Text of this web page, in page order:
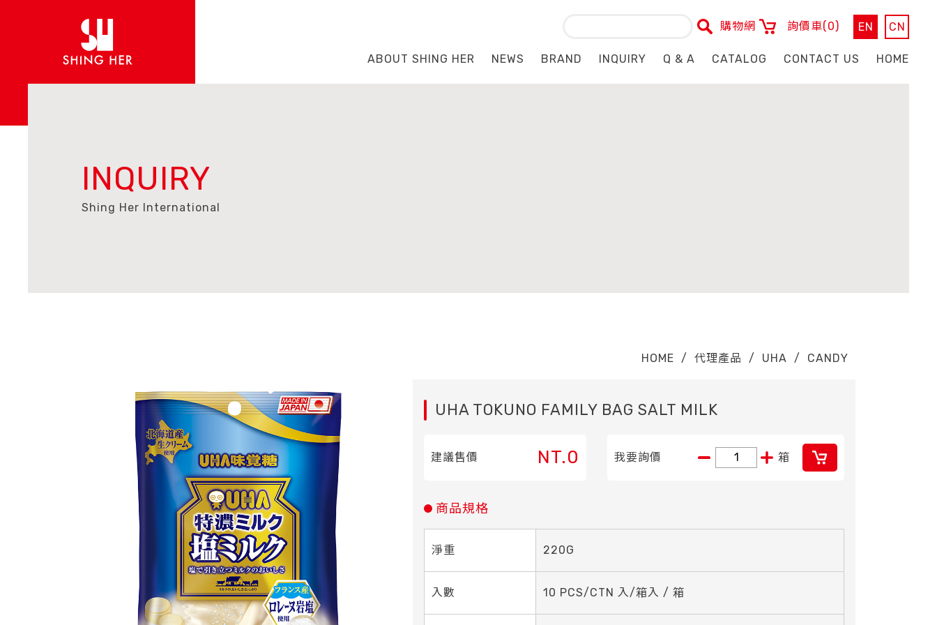
購物網 詢價車(0) EN CN
ABOUT SHING HER NEWS BRAND INQUIRY Q & A CATALOG CONTACT US HOME
INQUIRY
Shing Her International
HOME / 代理產品 / UHA / CANDY
UHA TOKUNO FAMILY BAG SALT MILK
建議售價 NT.0 我要詢價 箱
商品規格
淨重 220G
入數 10 PCS/CTN 入/箱入 / 箱